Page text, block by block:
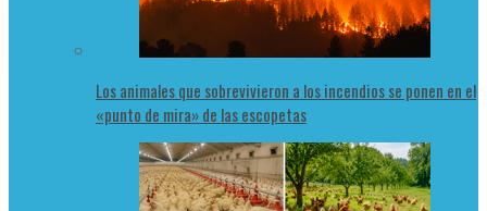
Los animales que sobrevivieron a los incendios se ponen en el
«punto de mira» de las escopetas